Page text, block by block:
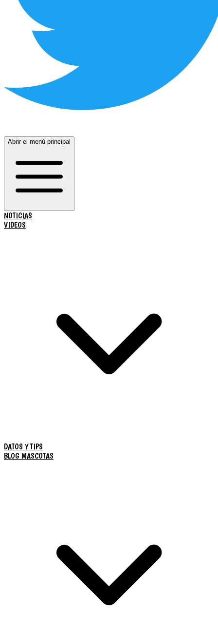
Abrir el menú principal
NOTICIAS
VIDEOS
DATOS Y TIPS
BLOG MASCOTAS